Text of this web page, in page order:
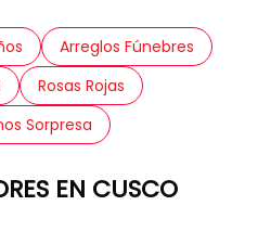
Arreglos Fúnebres
Rosas Rojas
Sorpresa
EN CUSCO